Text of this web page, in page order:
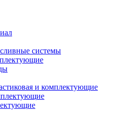
системы
и комплектующие